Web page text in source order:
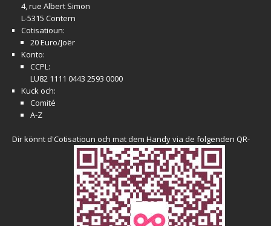
4, rue Albert Simon
L-5315 Contern
Cotisatioun:
20 Euro/Joër
Konto:
CCPL:
LU82 1111 0443 2593 0000
Kuck och:
Comité
A-Z
Dir könnt d'Cotisatioun och mat dem Handy via de folgenden QR-